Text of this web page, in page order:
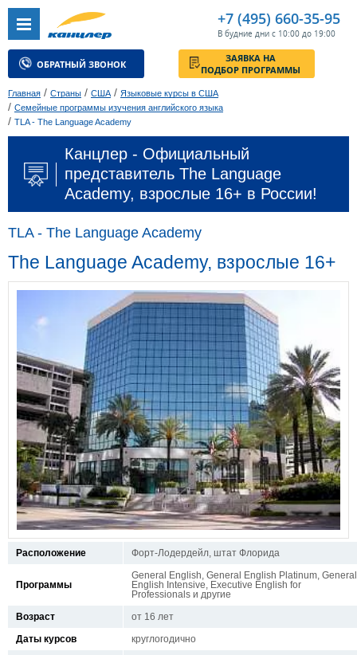
+7 (495) 660-35-95
В будние дни с 10:00 до 19:00
ОБРАТНЫЙ ЗВОНОК
ЗАЯВКА НА
ПОДБОР ПРОГРАММЫ
Главная / Страны / США / Языковые курсы в США
/ Семейные программы изучения английского языка
/ TLA - The Language Academy
Канцлер - Официальный
представитель The Language
Academy, взрослые 16+ в России!
TLA - The Language Academy
The Language Academy, взрослые 16+
Расположение Форт-Лодердейл, штат Флорида
Программы
General English, General English Platinum, General
English Intensive, Executive English for
Professionals и другие
Возраст
от 16 лет
Даты курсов
круглогодично